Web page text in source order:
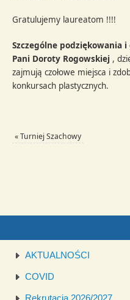
Gratulujemy laureatom !!!!
Szczególne podziękowania
Pani Doroty Rogowskiej ,
zajmują czołowe miejsca i
konkursach plastycznych.
«Turniej Szachowy
AKTUALNOŚCI
COVID